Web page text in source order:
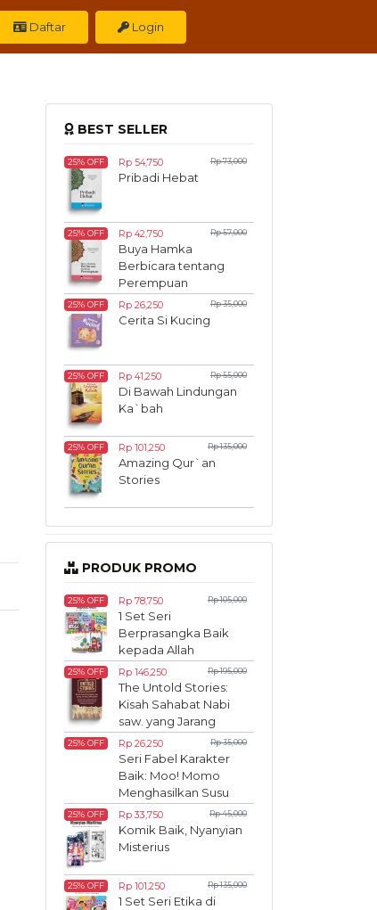
Daftar Login
BEST SELLER
25% OFF Rp 54,750 Rp 73,000
Pribadi Hebat
25% OFF Rp 42,750 Rp 57,000
Buya Hamka
Berbicara tentang
Perempuan
25% OFF Rp 26,250 Rp 35,000
Cerita Si Kucing
25% OFF Rp 41,250 Rp 55,000
Di Bawah Lindungan
Ka`bah
25% OFF Rp 101,250 Rp 135,000
Amazing Qur`an
Stories
PRODUK PROMO
25% OFF Rp 78,750 Rp 105,000
1 Set Seri
Berprasangka Baik
kepada Allah
25% OFF Rp 146,250 Rp 195,000
The Untold Stories:
Kisah Sahabat Nabi
saw. yang Jarang
Diketahui
25% OFF Rp 26,250 Rp 35,000
Seri Fabel Karakter
Baik: Moo! Momo
Menghasilkan Susu
Lagi
25% OFF Rp 33,750 Rp 45,000
Komik Baik, Nyanyian
Misterius
25% OFF Rp 101,250 Rp 135,000
1 Set Seri Etika di